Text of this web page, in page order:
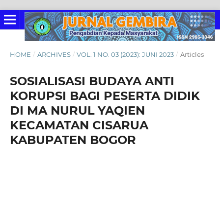
HOME / ARCHIVES / VOL. 1 NO. 03 (2023): JUNI 2023 / Articles
SOSIALISASI BUDAYA ANTI
KORUPSI BAGI PESERTA DIDIK
DI MA NURUL YAQIEN
KECAMATAN CISARUA
KABUPATEN BOGOR